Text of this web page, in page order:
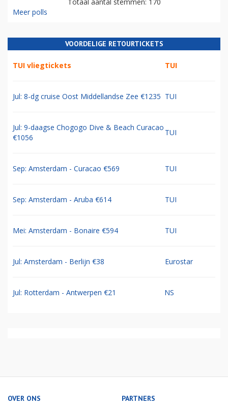
Meer polls
VOORDELIGE RETOURTICKETS
TUI vliegtickets TUI
Jul: 8-dg cruise Oost Middellandse Zee €1235 TUI
Jul: 9-daagse Chogogo Dive & Beach Curacao
€1056
TUI
Sep: Amsterdam - Curacao €569 TUI
Sep: Amsterdam - Aruba €614 TUI
Mei: Amsterdam - Bonaire €594 TUI
Jul: Amsterdam - Berlijn €38 Eurostar
Jul: Rotterdam - Antwerpen €21 NS
OVER ONS PARTNERS